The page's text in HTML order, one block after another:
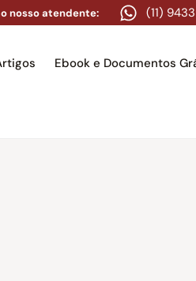
nosso atendente: (11)
Ebook e Documentos